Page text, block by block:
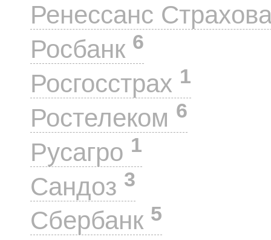
Ренессанс
Росбанк 6
Росгосстрах 1
Ростелеком 6
Русагро 1
Сандоз 3
Сбербанк 5